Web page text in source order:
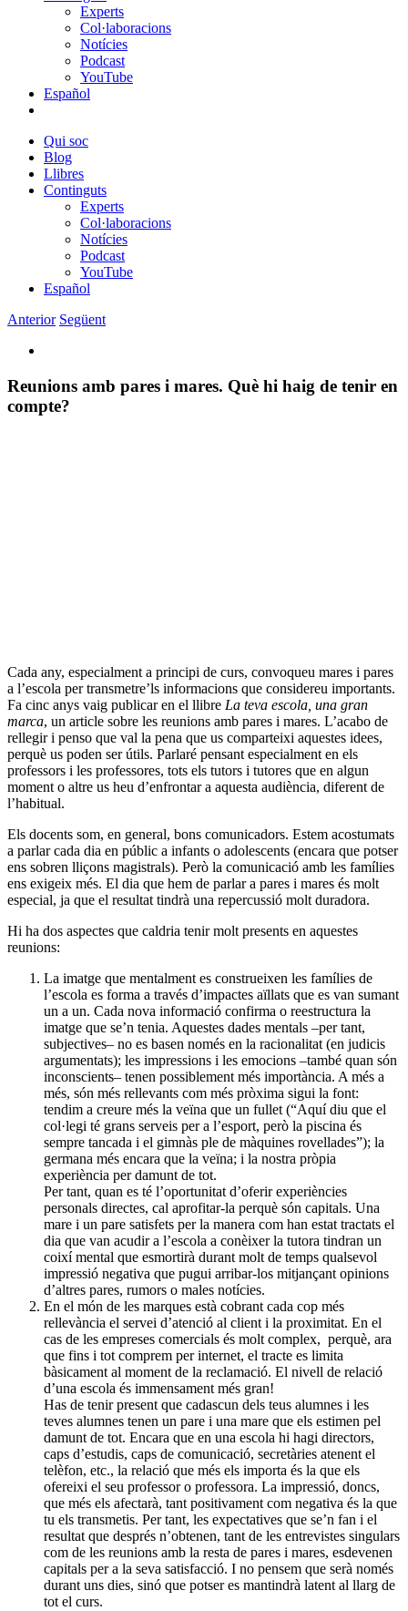
Experts
Col·laboracions
Notícies
Podcast
YouTube
Español
Qui soc
Blog
Llibres
Continguts
Experts
Col·laboracions
Notícies
Podcast
YouTube
Español
Anterior Següent
Image
Reunions amb pares i mares. Què hi haig de tenir en
compte?
Cada any, especialment a principi de curs, convoqueu mares i pares
a l’escola per transmetre’ls informacions que considereu importants.
Fa cinc anys vaig publicar en el llibre La teva escola, una gran
marca, un article sobre les reunions amb pares i mares. L’acabo de
rellegir i penso que val la pena que us comparteixi aquestes idees,
perquè us poden ser útils. Parlaré pensant especialment en els
professors i les professores, tots els tutors i tutores que en algun
moment o altre us heu d’enfrontar a aquesta audiència, diferent de
l’habitual.
Els docents som, en general, bons comunicadors. Estem acostumats
a parlar cada dia en públic a infants o adolescents (encara que potser
ens sobren lliçons magistrals). Però la comunicació amb les famílies
ens exigeix més. El dia que hem de parlar a pares i mares és molt
especial, ja que el resultat tindrà una repercussió molt duradora.
Hi ha dos aspectes que caldria tenir molt presents en aquestes
reunions:
La imatge que mentalment es construeixen les famílies de
l’escola es forma a través d’impactes aïllats que es van sumant
un a un. Cada nova informació confirma o reestructura la
imatge que se’n tenia. Aquestes dades mentals –per tant,
subjectives– no es basen només en la racionalitat (en judicis
argumentats); les impressions i les emocions –també quan són
inconscients– tenen possiblement més importància. A més a
més, són més rellevants com més pròxima sigui la font:
tendim a creure més la veïna que un fullet (“Aquí diu que el
col·legi té grans serveis per a l’esport, però la piscina és
sempre tancada i el gimnàs ple de màquines rovellades”); la
germana més encara que la veïna; i la nostra pròpia
experiència per damunt de tot.
Per tant, quan es té l’oportunitat d’oferir experiències
personals directes, cal aprofitar-la perquè són capitals. Una
mare i un pare satisfets per la manera com han estat tractats el
dia que van acudir a l’escola a conèixer la tutora tindran un
coixí mental que esmortirà durant molt de temps qualsevol
impressió negativa que pugui arribar-los mitjançant opinions
d’altres pares, rumors o males notícies.
En el món de les marques està cobrant cada cop més
rellevància el servei d’atenció al client i la proximitat. En el
cas de les empreses comercials és molt complex, perquè, ara
que fins i tot comprem per internet, el tracte es limita
bàsicament al moment de la reclamació. El nivell de relació
d’una escola és immensament més gran!
Has de tenir present que cadascun dels teus alumnes i les
teves alumnes tenen un pare i una mare que els estimen pel
damunt de tot. Encara que en una escola hi hagi directors,
caps d’estudis, caps de comunicació, secretàries atenent el
telèfon, etc., la relació que més els importa és la que els
ofereixi el seu professor o professora. La impressió, doncs,
que més els afectarà, tant positivament com negativa és la que
tu els transmetis. Per tant, les expectatives que se’n fan i el
resultat que després n’obtenen, tant de les entrevistes singulars
com de les reunions amb la resta de pares i mares, esdevenen
capitals per a la seva satisfacció. I no pensem que serà només
durant uns dies, sinó que potser es mantindrà latent al llarg de
tot el curs.